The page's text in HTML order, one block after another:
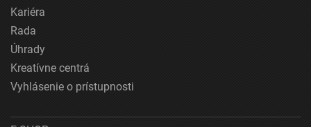
Kariéra
Rada
Úhrady
Kreatívne centrá
Vyhlásenie o prístupnosti